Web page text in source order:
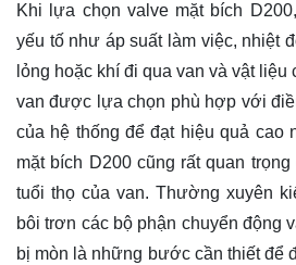
Khi lựa chọn valve mặt bích
yếu tố như áp suất làm việc, nhiệt
lỏng hoặc khí đi qua van và vật
van được lựa chọn phù hợp với
của hệ thống để đạt hiệu quả cao
mặt bích D200 cũng rất quan
tuổi thọ của van. Thường xuyên
bôi trơn các bộ phận chuyển động
bị mòn là những bước cần thiết để